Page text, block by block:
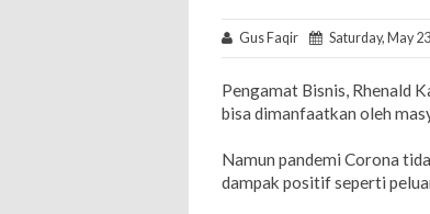
Gus Faqir Saturday, May
Pengamat Bisnis, Rhenald
bisa dimanfaatkan oleh
Namun pandemi Corona
dampak positif seperti